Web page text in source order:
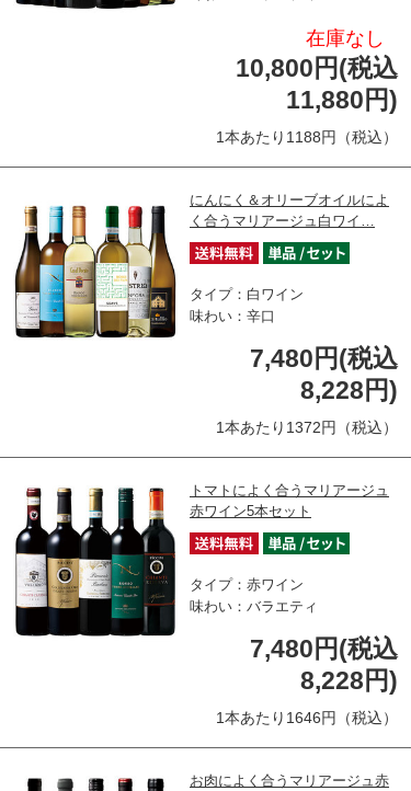
在庫なし
10,800円(税込
11,880円)
1本あたり1188円（税込）
にんにく＆オリーブオイルによ
く合うマリアージュ白ワイ…
タイプ：白ワイン
味わい：辛口
7,480円(税込
8,228円)
1本あたり1372円（税込）
トマトによく合うマリアージュ
赤ワイン5本セット
タイプ：赤ワイン
味わい：バラエティ
7,480円(税込
8,228円)
1本あたり1646円（税込）
お肉によく合うマリアージュ赤